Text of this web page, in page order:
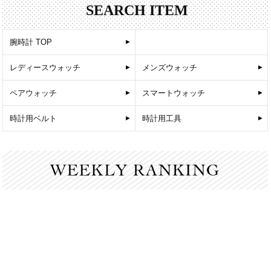
SEARCH ITEM
腕時計 TOP
レディースウォッチ メンズウォッチ
ペアウォッチ スマートウォッチ
時計用ベルト 時計用工具